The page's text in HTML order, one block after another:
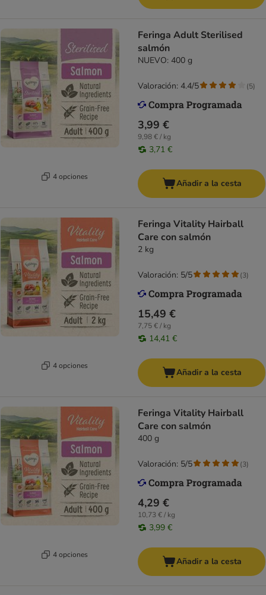
4 opciones
Feringa Adult Sterilised
salmón
NUEVO: 400 g
3,99 €
9,98 € / kg
3,71 €
Valoración: 4.4/5 (5)
Añadir a la cesta
4 opciones
Feringa Vitality Hairball
Care con salmón
2 kg
15,49 €
7,75 € / kg
14,41 €
Valoración: 5/5 (3)
Añadir a la cesta
4 opciones
Feringa Vitality Hairball
Care con salmón
400 g
4,29 €
10,73 € / kg
3,99 €
Valoración: 5/5 (3)
Añadir a la cesta